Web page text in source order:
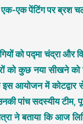
एक पेंटिंग पर ब्रश
को पद्मा चंद्रा और
कुछ नया सीखने को
इस आयोजन में
पांच सदस्यीय टीम,
ने बताया कि आज